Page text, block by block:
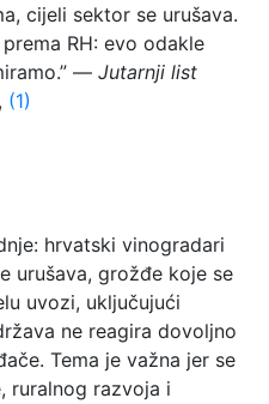
cijeli sektor se urušava.
RH: evo odakle
— Jutarnji list
, (1)
hrvatski vinogradari
urušava, grožđe koje se
uvozi, uključujući
ne reagira dovoljno
Tema je važna jer se
ruralnog razvoja i